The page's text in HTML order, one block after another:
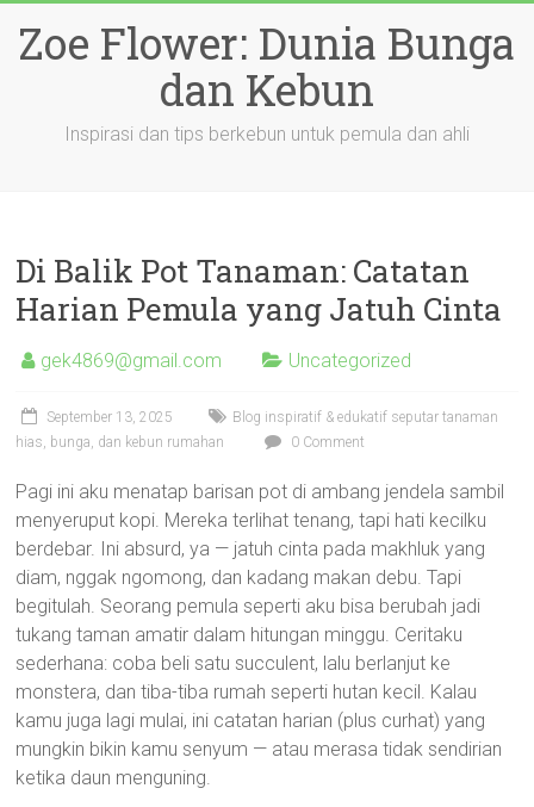
content
Zoe Flower: Dunia Bunga
dan Kebun
Inspirasi dan tips berkebun untuk pemula dan ahli
Di Balik Pot Tanaman: Catatan
Harian Pemula yang Jatuh Cinta
gek4869@gmail.com Uncategorized
September 13, 2025
Blog inspiratif & edukatif seputar tanaman
hias, bunga, dan kebun rumahan
0 Comment
Pagi ini aku menatap barisan pot di ambang jendela sambil
menyeruput kopi. Mereka terlihat tenang, tapi hati kecilku
berdebar. Ini absurd, ya — jatuh cinta pada makhluk yang
diam, nggak ngomong, dan kadang makan debu. Tapi
begitulah. Seorang pemula seperti aku bisa berubah jadi
tukang taman amatir dalam hitungan minggu. Ceritaku
sederhana: coba beli satu succulent, lalu berlanjut ke
monstera, dan tiba-tiba rumah seperti hutan kecil. Kalau
kamu juga lagi mulai, ini catatan harian (plus curhat) yang
mungkin bikin kamu senyum — atau merasa tidak sendirian
ketika daun menguning.